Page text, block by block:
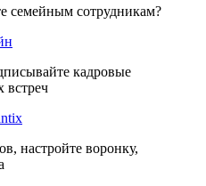
семейным сотрудникам?
кадровые
встреч
настройте воронку,